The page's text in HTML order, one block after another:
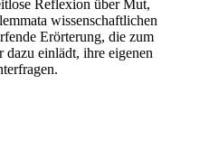
Reflexion über Mut,
wissenschaftlichen
Erörterung, die zum
dazu einlädt, ihre eigenen